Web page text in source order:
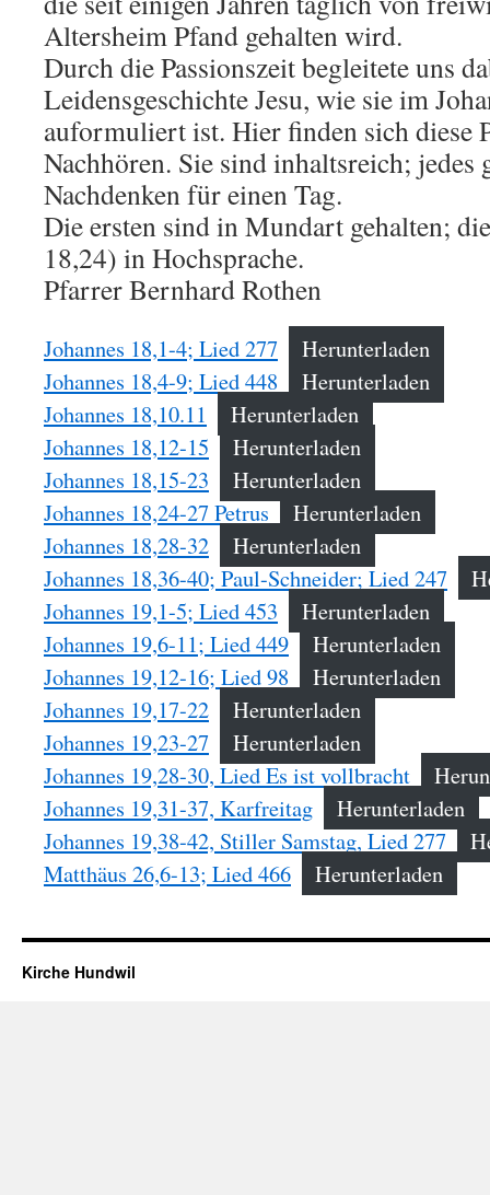
Altersheim Pfand gehalten wird.
Durch die Passionszeit begleitete uns
Leidensgeschichte Jesu, wie sie im
auformuliert ist. Hier finden sich diese
Nachhören. Sie sind inhaltsreich; jedes
Nachdenken für einen Tag.
Die ersten sind in Mundart gehalten;
18,24) in Hochsprache.
Pfarrer Bernhard Rothen
Johannes 18,1-4; Lied 277
Herunterladen
Johannes 18,4-9; Lied 448
Herunterladen
Johannes 18,10.11
Herunterladen
Johannes 18,12-15
Herunterladen
Johannes 18,15-23
Herunterladen
Johannes 18,24-27 Petrus
Herunterladen
Johannes 18,28-32
Herunterladen
Johannes 18,36-40; Paul-Schneider; Lied 247
Johannes 19,1-5; Lied 453
Herunterladen
Johannes 19,6-11; Lied 449
Herunterladen
Johannes 19,12-16; Lied 98
Herunterladen
Johannes 19,17-22
Herunterladen
Johannes 19,23-27
Herunterladen
Johannes 19,28-30, Lied Es ist vollbracht
Johannes 19,31-37, Karfreitag
Herunterladen
Johannes 19,38-42, Stiller Samstag, Lied 277
Matthäus 26,6-13; Lied 466
Herunterladen
Kirche Hundwil